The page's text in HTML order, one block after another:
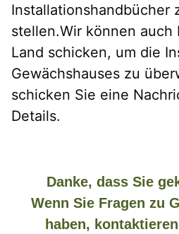
Installationshandbücher
stellen.Wir können auch
Land schicken, um die
Gewächshauses zu
schicken Sie eine
Details.
Danke, dass Sie
Wenn Sie Fragen zu
haben,